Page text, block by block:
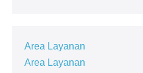
Area Layanan
Area Layanan